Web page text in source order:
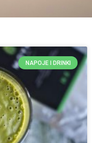
NAPOJE I DRINKI